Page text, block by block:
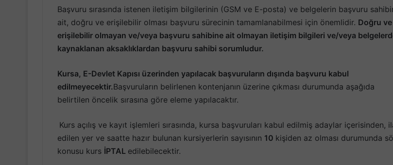
Başvuru sırasında istenen iletişim bilgilerinin (GSM ve E-posta) ve belgelerin başvuru
ait, doğru ve erişilebilir olması başvuru sürecinin tamamlanabilmesi için önemlidir. Doğru ve
erişilebilir olmayan ve/veya başvuru sahibine ait olmayan iletişim bilgileri ve/veya
kaynaklanan aksaklıklardan başvuru sahibi sorumludur.
Kursa, E-Devlet Kapısı üzerinden yapılacak başvuruların dışında başvuru kabul
edilmeyecektir.Başvuruların belirlenen kontenjanın üzerine çıkması durumunda aşağıda
belirtilen öncelik sırasına göre eleme yapılacaktır.
Kurs açılış ve kayıt işlemleri sırasında, kursa başvuruları kabul edilmiş adaylar içerisinden,
edilen yer ve saatte hazır bulunan kursiyerlerin sayısının 10 kişiden az olması durumunda
konusu kurs İPTAL edilebilecektir.